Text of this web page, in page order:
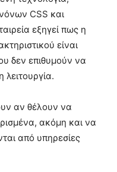
CSS και
εξηγεί πως η
είναι
δεν επιθυμούν να
αν θέλουν να
ακόμη και να
από υπηρεσίες